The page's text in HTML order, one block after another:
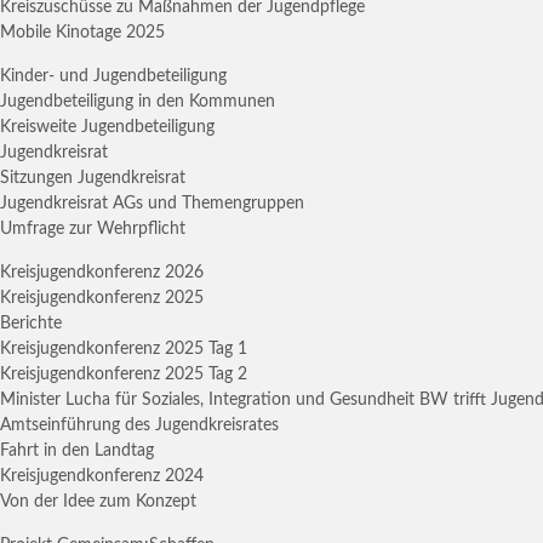
Kreiszuschüsse zu Maßnahmen der Jugendpflege
Mobile Kinotage 2025
Kinder- und Jugendbeteiligung
Jugendbeteiligung in den Kommunen
Kreisweite Jugendbeteiligung
Jugendkreisrat
Sitzungen Jugendkreisrat
Jugendkreisrat AGs und Themengruppen
Umfrage zur Wehrpflicht
Kreisjugendkonferenz 2026
Kreisjugendkonferenz 2025
Berichte
Kreisjugendkonferenz 2025 Tag 1
Kreisjugendkonferenz 2025 Tag 2
Minister Lucha für Soziales, Integration und Gesundheit BW trifft
Amtseinführung des Jugendkreisrates
Fahrt in den Landtag
Kreisjugendkonferenz 2024
Von der Idee zum Konzept